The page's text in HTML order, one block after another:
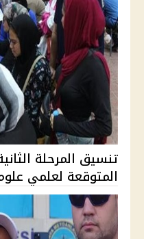
المتوقعة لعلمي